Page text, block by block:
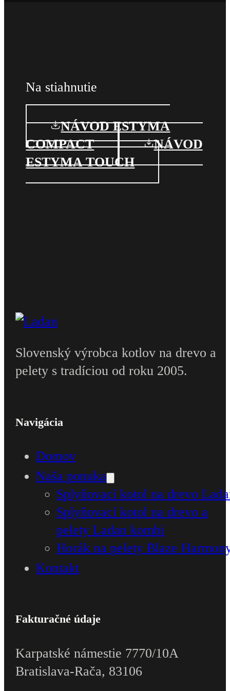
Na stiahnutie
NÁVOD ESTYMA
COMPACT
NÁVOD
ESTYMA TOUCH
Slovenský výrobca kotlov na drevo a
pelety s tradíciou od roku 2005.
Navigácia
Domov
Naša ponuka
Splyňovací kotol na drevo
Splyňovací kotol na drevo a
pelety Ladan kombi
Horák na pelety Blaze
Kontakt
Fakturačné údaje
Karpatské námestie 7770/10A
Bratislava-Rača, 83106